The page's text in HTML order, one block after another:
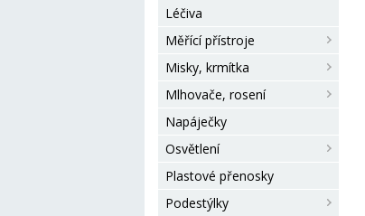
Léčiva
Měřící přístroje
Misky, krmítka
Mlhovače, rosení
Napáječky
Osvětlení
Plastové přenosky
Podestýlky